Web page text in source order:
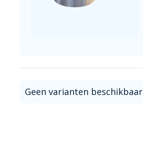
Geen varianten beschikbaar